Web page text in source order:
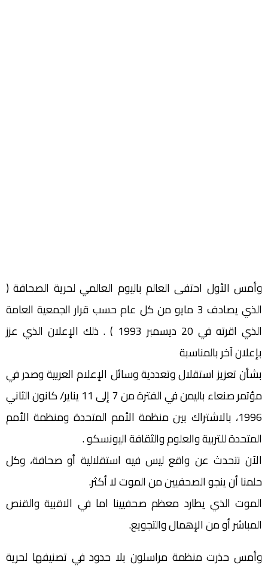
وأمس الأول احتفى العالم باليوم العالمي لحرية الصحافة (
الذي يصادف 3 مايو من كل عام حسب قرار الجمعية العامة
الذي اقرته في 20 ديسمبر 1993 ) . ذلك الإعلان الذي عزز
بإعلان آخر بالمناسبة
بشأن تعزيز استقلال وتعددية وسائل الإعلام العربية وصدر في
مؤتمر صنعاء باليمن في الفترة من 7 إلى 11 يناير/ كانون الثاني
1996، بالاشتراك بين منظمة الأمم المتحدة ومنظمة الأمم
المتحدة للتربية والعلوم والثقافة اليونسكو .
الآن نتحدث عن واقع ليس فيه استقلالية أو صحافة، وكل
حلمنا أن ينجو الصحفيين من الموت لا أكثر.
الموت الذي يطارد معظم صحفيينا اما في الاقبية والقنص
المباشر أو من الإهمال والتجويع.
وأمس حذرت منظمة مراسلون بلا حدود في تصنيفها لحرية